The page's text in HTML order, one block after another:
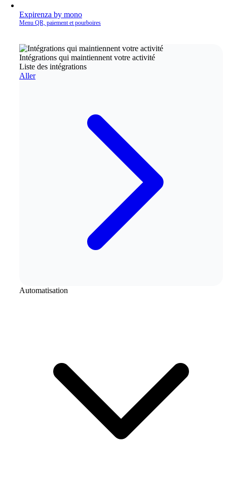
Expirenza by mono
Menu QR, paiement et pourboires
Intégrations qui maintiennent votre activité
Liste des intégrations
Aller
Automatisation